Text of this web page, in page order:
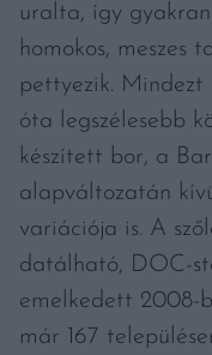
uralta, így
homokos, meszes
pettyezik.
óta legszélesebb
készített bor, a
alapváltozatán
variációja is. A
datálható, DOC-
emelkedett 2008-
már 167